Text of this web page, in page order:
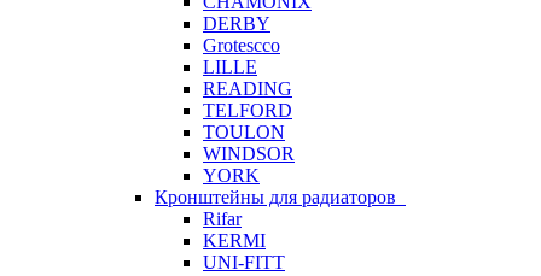
DERBY
Grotescco
LILLE
READING
TELFORD
TOULON
WINDSOR
YORK
Кронштейны для радиаторов
Rifar
KERMI
UNI-FITT